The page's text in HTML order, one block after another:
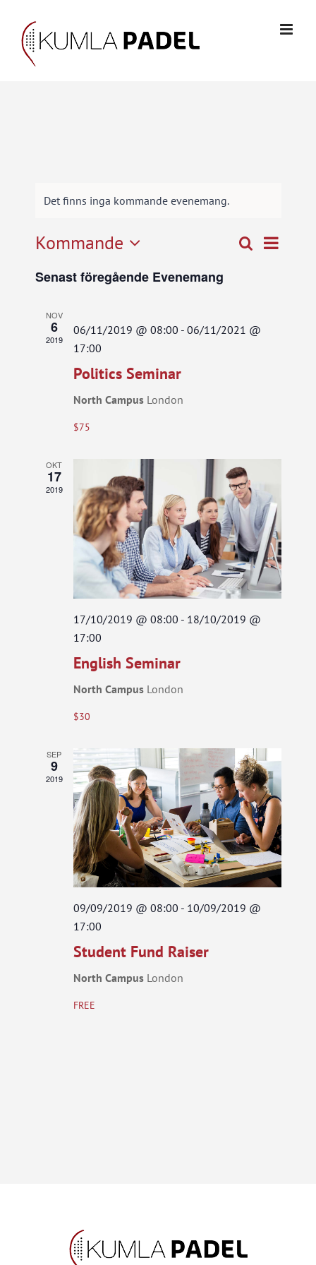
innehållet
Det finns inga kommande evenemang.
Views
Sök Lista
Kommande
datum.
Senast föregående Evenemang
NOV
6
2019
06/11/2019 @ 08:00 - 06/11/2021 @
17:00
Politics Seminar
North Campus London
$75
OKT
17
2019
17/10/2019 @ 08:00 - 18/10/2019 @
17:00
English Seminar
North Campus London
$30
SEP
9
2019
09/09/2019 @ 08:00 - 10/09/2019 @
17:00
Student Fund Raiser
North Campus London
FREE